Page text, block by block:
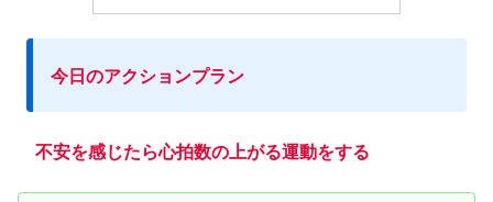
今日のアクションプラン
不安を感じたら心拍数の上がる運動をする